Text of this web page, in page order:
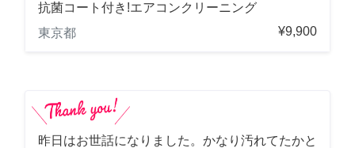
抗菌コート付き!エアコンクリーニング
東京都
¥9,900
昨日はお世話になりました。かなり汚れてたかと